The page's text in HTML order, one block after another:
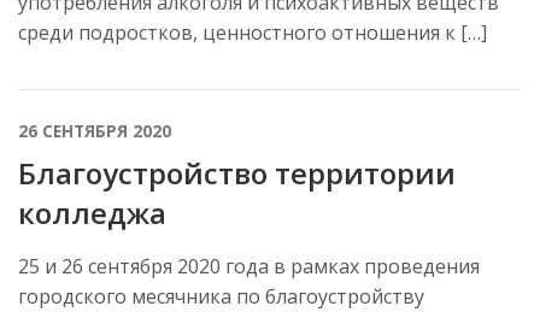
среди подростков, ценностного отношения к […]
26 СЕНТЯБРЯ 2020
Благоустройство территории
колледжа
25 и 26 сентября 2020 года в рамках проведения
городского месячника по благоустройству